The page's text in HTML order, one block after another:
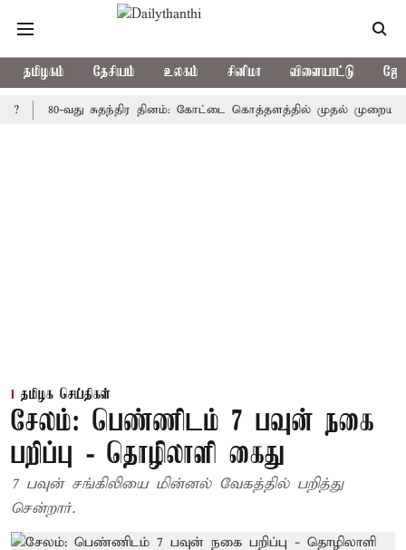
தமிழகம் தேசியம் உலகம் சினிமா விளையாட்டு
80-வது சுதந்திர தினம்: கோட்டை கொத்தளத்தில் முதல் முறையாக
தமிழக செய்திகள்
சேலம்: பெண்ணிடம் 7 பவுன் நகை
பறிப்பு - தொழிலாளி கைது
7 பவுன் சங்கிலியை மின்னல் வேகத்தில் பறித்து
சென்றார்.